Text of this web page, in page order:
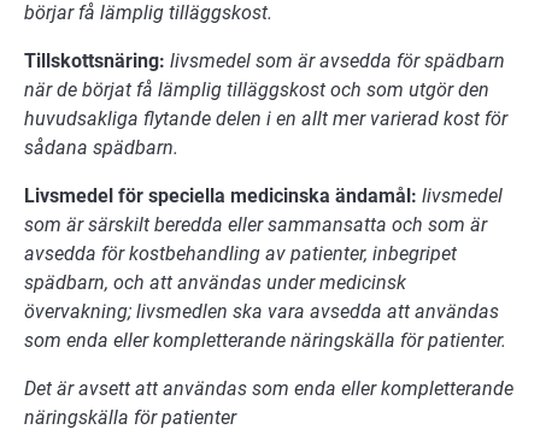
börjar få lämplig tilläggskost.
Tillskottsnäring: livsmedel som är avsedda för spädbarn
när de börjat få lämplig tilläggskost och som utgör den
huvudsakliga flytande delen i en allt mer varierad kost för
sådana spädbarn.
Livsmedel för speciella medicinska ändamål: livsmedel
som är särskilt beredda eller sammansatta och som är
avsedda för kostbehandling av patienter, inbegripet
spädbarn, och att användas under medicinsk
övervakning; livsmedlen ska vara avsedda att användas
som enda eller kompletterande näringskälla för patienter.
Det är avsett att användas som enda eller kompletterande
näringskälla för patienter